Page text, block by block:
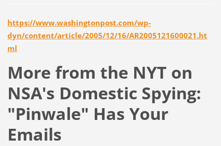
https://www.washingtonpost.com/wp-
dyn/content/article/2005/12/16/AR2005121600021.ht
ml
More from the NYT on
NSA's Domestic Spying:
"Pinwale" Has Your
Emails